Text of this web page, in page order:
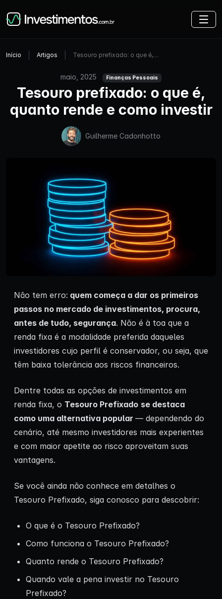
Início Artigos Tesouro prefixado: o que é,…
maio, 2025 Finanças Pessoais
Tesouro prefixado: o que é,
quanto rende e como investir
Guilherme Cadonhotto
Não tem erro: quem começa a dar os primeiros
passos no mercado de investimentos, procura,
antes de tudo, segurança. Não é à toa que a
renda fixa é a modalidade preferida daqueles
investidores cujo perfil é conservador, ou seja, que
têm baixa tolerância aos riscos financeiros.
Dentre todas as opções de investimentos em
renda fixa, o Tesouro Prefixado se destaca
como uma alternativa popular — dependendo do
cenário, até mesmo investidores mais experientes
e com maior apetite ao risco aproveitam suas
vantagens.
Se você ainda não conhece em detalhes o
Tesouro Prefixado, siga conosco para descobrir:
O que é o Tesouro Prefixado?
Como funciona o Tesouro Prefixado?
Quanto rende o Tesouro Prefixado?
Quando vale a pena investir no Tesouro
Prefixado?